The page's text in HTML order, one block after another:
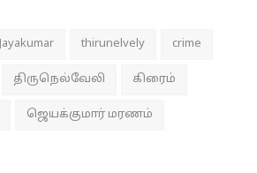
thirunelvely crime
திருநெல்வேலி கிரைம்
ஜெயக்குமார் மரணம்